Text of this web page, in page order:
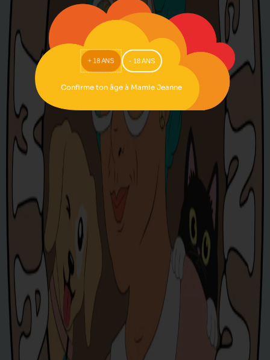
+ 18 ANS - 18 ANS
Confirme ton âge à Mamie Jeanne